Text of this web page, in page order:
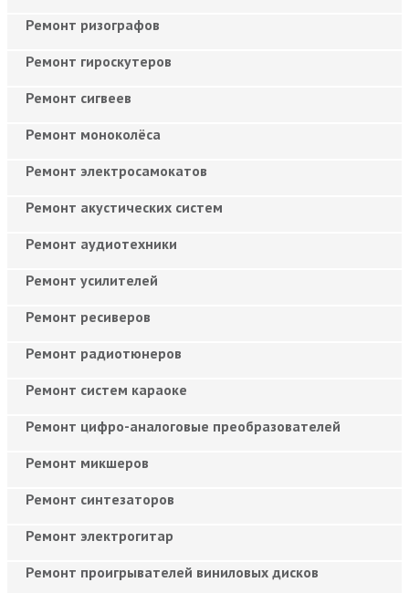
Ремонт ризографов
Ремонт гироскутеров
Ремонт сигвеев
Ремонт моноколёса
Ремонт электросамокатов
Ремонт акустических систем
Ремонт аудиотехники
Ремонт усилителей
Ремонт ресиверов
Ремонт радиотюнеров
Ремонт систем караоке
Ремонт цифро-аналоговые преобразователей
Ремонт микшеров
Ремонт синтезаторов
Ремонт электрогитар
Ремонт проигрывателей виниловых дисков